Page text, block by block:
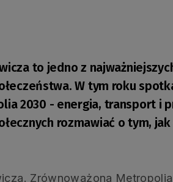
to jedno z
W tym roku
2030 - energia, transport i
rozmawiać o tym, jak
Zrównoważona